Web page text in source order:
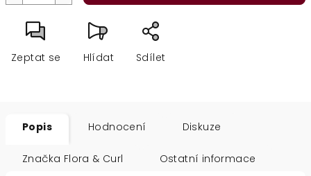
Zeptat se Hlídat Sdílet
Popis Hodnocení Diskuze
Značka Flora & Curl Ostatní informace